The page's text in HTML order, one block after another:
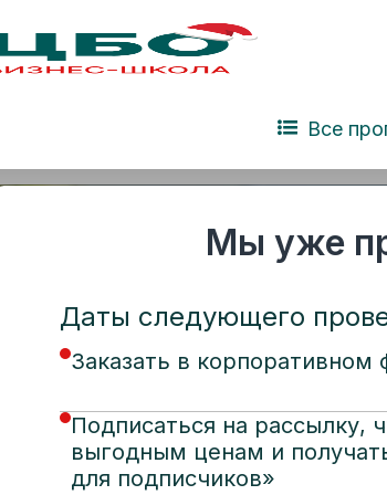
Мы уже
Даты следующего
Заказать в корпоративном
Подписаться на рассылку,
выгодным ценам и
для подписчиков»
Программы Преподаватели
Все
Онлайн-курсыОтзывы